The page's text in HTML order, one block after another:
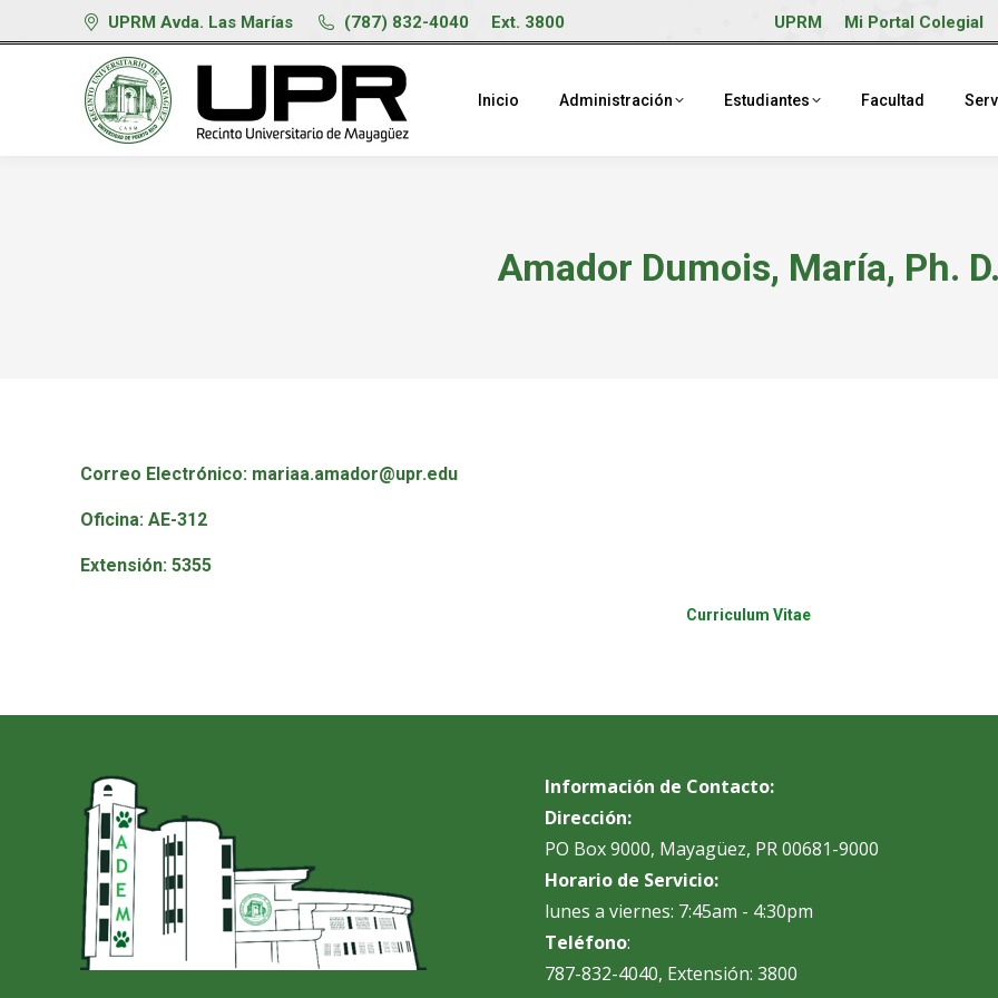
UPRM Avda. Las Marías (787) 832-4040 Ext. 3800 UPRM Mi Portal Colegial
Inicio Administración Estudiantes Facultad
Amador Dumois, María, Ph. D.
Correo Electrónico: mariaa.amador@upr.edu
Oficina: AE-312
Extensión: 5355
Curriculum Vitae
Información de Contacto:
Dirección:
PO Box 9000, Mayagüez, PR 00681-9000
Horario de Servicio:
lunes a viernes: 7:45am - 4:30pm
Teléfono:
787-832-4040, Extensión: 3800